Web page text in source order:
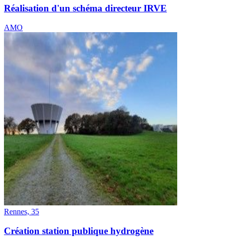
Réalisation d'un schéma directeur IRVE
AMO
Rennes, 35
Création station publique hydrogène